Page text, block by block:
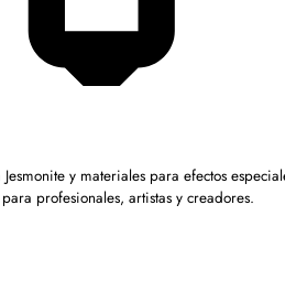
Jesmonite y materiales para efectos
profesionales, artistas y creadores.